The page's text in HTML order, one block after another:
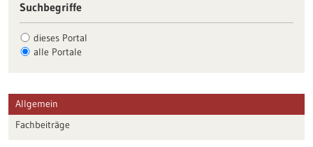
Suchbegriffe
dieses Portal
alle Portale
Allgemein
Fachbeiträge